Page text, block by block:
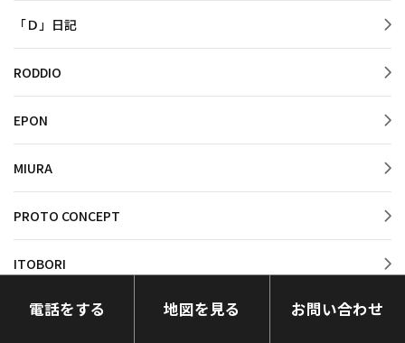
「Ｄ」日記
RODDIO
EPON
MIURA
PROTO CONCEPT
ITOBORI
RomaRo
電話をする 地図を見る お問い合わせ